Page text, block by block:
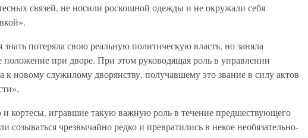
связей, не носили роскошной одежды и не окружали себя
потеряла свою реальную политическую власть, но заняла
положение при дворе. При этом руководящая роль в управлении
к новому служилому дворянству, получавшему это звание в силу актов
и кортесы, игравшие такую важную роль в течение предшествующего
созываться чрезвычайно редко и превратились в некое необязательно-